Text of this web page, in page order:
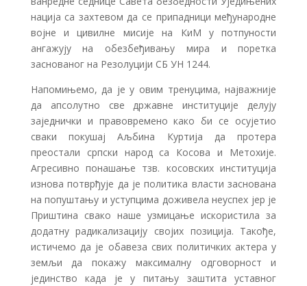
нација са захтевом да се припадници међународне
војне и цивилне мисије на КиМ у потпуности
ангажују на обезбеђивању мира и поретка
заснованог на Резолуцији СБ УН 1244.
Напомињемо, да је у овим тренуцима, најважније
да апсолутно све државне институције делују
заједнички и правовремено како би се осујетио
сваки покушај Аљбина Куртија да протера
преостали српски народ са Косова и Метохије.
Агресивно понашање тзв. косовских институција
изнова потврђује да је политика власти заснована
на попуштању и уступцима доживела неуспех јер је
Приштина свако наше узмицање искористила за
додатну радикализацију својих позиција. Такође,
истичемо да је обавеза свих политичких актера у
земљи да покажу максималну одговорност и
јединство када је у питању заштита уставног